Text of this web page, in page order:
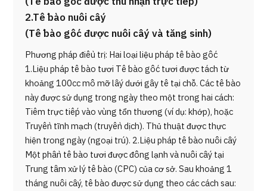
2.Tế bào nuôi cấy
(Tế bào gốc được nuôi cấy và tăng sinh)
Phương pháp điều trị: Hai loại liệu pháp tế bào gốc
1.Liệu pháp tế bào tươi Tế bào gốc tươi được tách từ
khoảng 100cc mô mỡ lấy dưới gây tê tại chỗ. Các tế bào
này được sử dụng trong ngày theo một trong hai cách:
Tiêm trực tiếp vào vùng tổn thương (ví dụ: khớp), hoặc
Truyền tĩnh mạch (truyền dịch). Thủ thuật được thực
hiện trong ngày (ngoại trú). 2.Liệu pháp tế bào nuôi cấy
Một phần tế bào tươi được đông lạnh và nuôi cấy tại
Trung tâm xử lý tế bào (CPC) của cơ sở. Sau khoảng 1
tháng nuôi cấy, tế bào được sử dụng theo các cách sau: